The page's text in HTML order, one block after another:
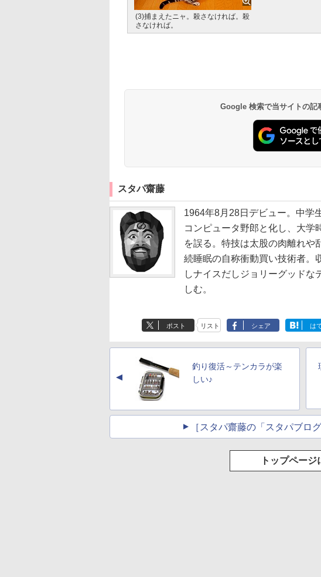
(3)捕まえたニャ。殺さなければ。殺
さなければ。
Google 検索で当サイトの記
スタパ齋藤
1964年8月28日デビュー。中学
コンピュータ野郎と化し、大学
を誤る。特技は太股の肉離れや
続睡眠の自称衝動買い技術者。
しナイスだしジョリーグッドな
しむ。
ポスト リスト シェア は
▲
釣り復活～テンカラが楽
しい♪
［スタパ齋藤の「スタパブロ
トップページ